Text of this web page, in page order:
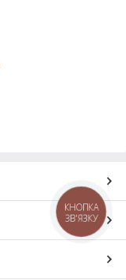
КНОПКА
ЗВ'ЯЗКУ